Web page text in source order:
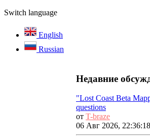
Switch language
English
Russian
Недавние
"Lost Coast Beta
questions
от T-braze
06 Авг 2026, 22:36:18